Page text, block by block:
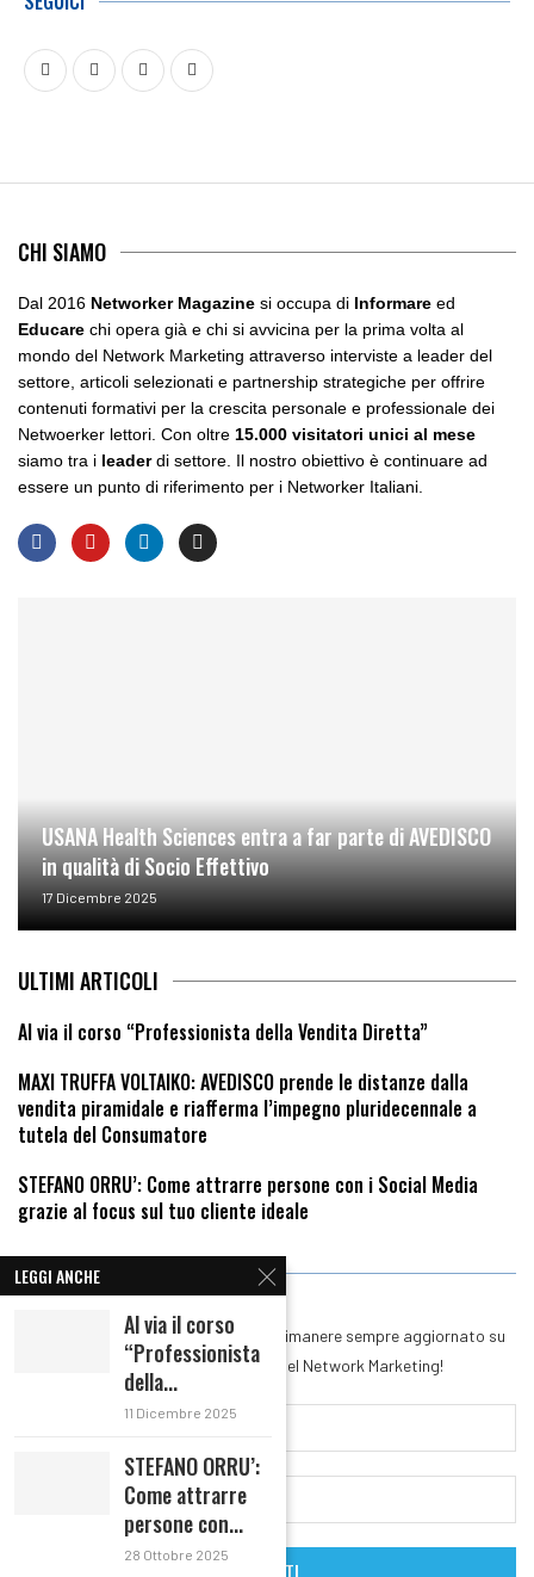
CHI SIAMO
Dal 2016 Networker Magazine si occupa di Informare ed
Educare chi opera già e chi si avvicina per la prima volta al
mondo del Network Marketing attraverso interviste a leader del
settore, articoli selezionati e partnership strategiche per offrire
contenuti formativi per la crescita personale e professionale dei
Netwoerker lettori. Con oltre 15.000 visitatori unici al mese
siamo tra i leaderdi settore. Il nostro obiettivo è continuare ad
essere un punto di riferimento per i Networker Italiani.
USANA Health Sciences entra a far parte di AVEDISCO
in qualità di Socio Effettivo
17 Dicembre 2025
ULTIMI ARTICOLI
Al via il corso “Professionista della Vendita Diretta”
MAXI TRUFFA VOLTAIKO: AVEDISCO prende le distanze dalla
vendita piramidale e riafferma l’impegno pluridecennale a
tutela del Consumatore
STEFANO ORRU’: Come attrarre persone con i Social Media
grazie al focus sul tuo cliente ideale
RIMANI IN CONTATTO
Iscriviti alla nostra Newsletter per rimanere sempre aggiornato su
tutte le novità del mondo del Network Marketing!
LEGGI ANCHE
Al via il corso
“Professionista
della...
11 Dicembre 2025
STEFANO ORRU’:
Come attrarre
persone con...
28 Ottobre 2025